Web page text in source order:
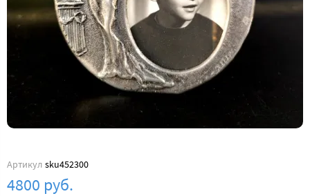
Артикул sku452300
4800 руб.